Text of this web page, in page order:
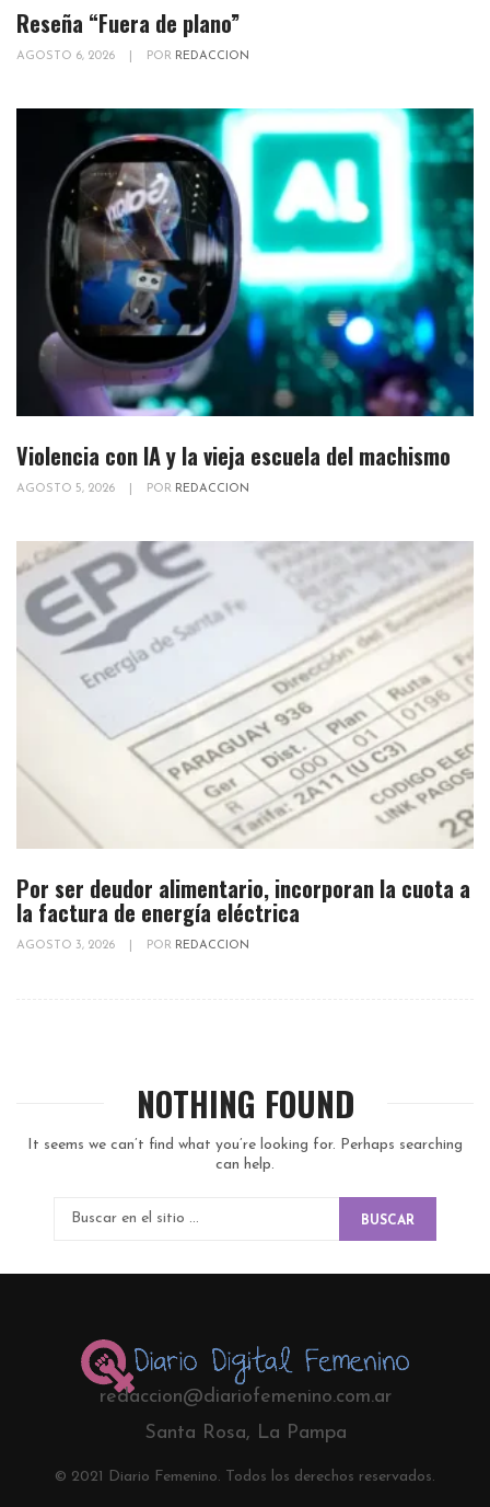
Reseña “Fuera de plano”
AGOSTO 6, 2026 POR REDACCION
Violencia con IA y la vieja escuela del machismo
AGOSTO 5, 2026 POR REDACCION
Por ser deudor alimentario, incorporan la cuota a
la factura de energía eléctrica
AGOSTO 3, 2026 POR REDACCION
NOTHING FOUND
It seems we can’t find what you’re looking for. Perhaps searching
can help.
BUSCAR
redaccion@diariofemenino.com.ar
Santa Rosa, La Pampa
© 2021 Diario Femenino. Todos los derechos reservados.